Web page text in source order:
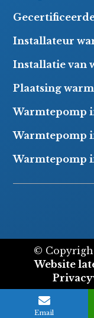
Installateur
Installatie van
Plaatsing
Warmtepomp
Warmtepomp
Warmtepomp
©
Website

Email